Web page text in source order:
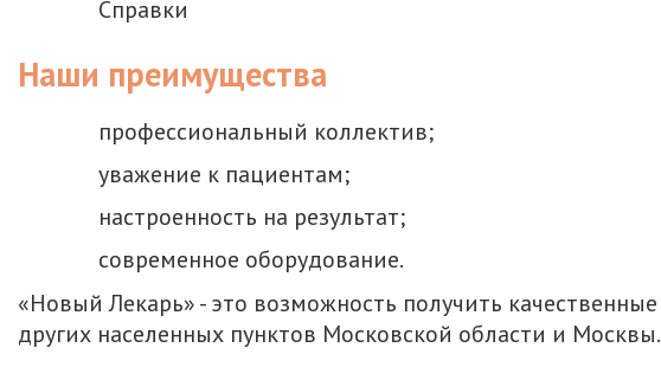
Справки
Наши преимущества
профессиональный коллектив;
уважение к пациентам;
настроенность на результат;
современное оборудование.
«Новый Лекарь» - это возможность получить качественные
других населенных пунктов Московской области и Москвы.